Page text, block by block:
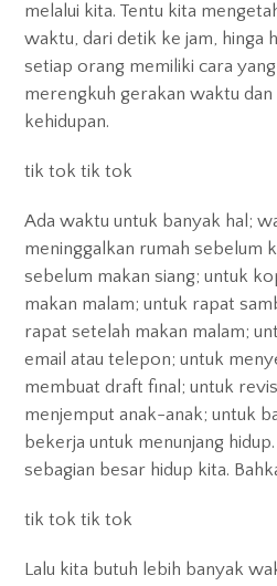
Residency
melalui kita. Tentu kita
waktu, dari detik ke jam, hinga
setiap orang memiliki cara
merengkuh gerakan waktu
kehidupan.
tik tok tik tok
Ada waktu untuk banyak hal;
meninggalkan rumah sebelum
sebelum makan siang; untuk
makan malam; untuk rapat
rapat setelah makan malam;
email atau telepon; untuk
membuat draft final; untuk
menjemput anak-anak; untuk
bekerja untuk menunjang
sebagian besar hidup kita.
tik tok tik tok
Lalu kita butuh lebih banyak